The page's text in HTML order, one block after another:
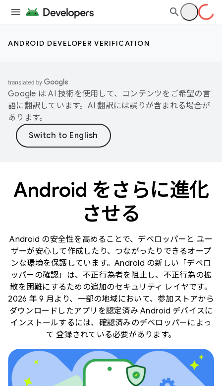
ANDROID DEVELOPER VERIFICATION
Google は AI 技術を使用して、コンテンツをご希望の言
語に翻訳しています。AI 翻訳には誤りが含まれる場合が
あります。
Android をさらに進化
させる
Android の安全性を高めることで、デベロッパーと ユー
ザーが安心して作成したり、つながったりできるオープ
ンな環境を保護しています。Android の新しい「デベロ
ッパーの確認」は、不正行為者を阻止し、不正行為の拡
散を困難にするための追加のセキュリティ レイヤです。
2026 年 9 月より、一部の地域において、参加ストアから
ダウンロードしたアプリを認定済み Android デバイスに
インストールするには、確認済みのデベロッパーによっ
て 登録されている必要があります。